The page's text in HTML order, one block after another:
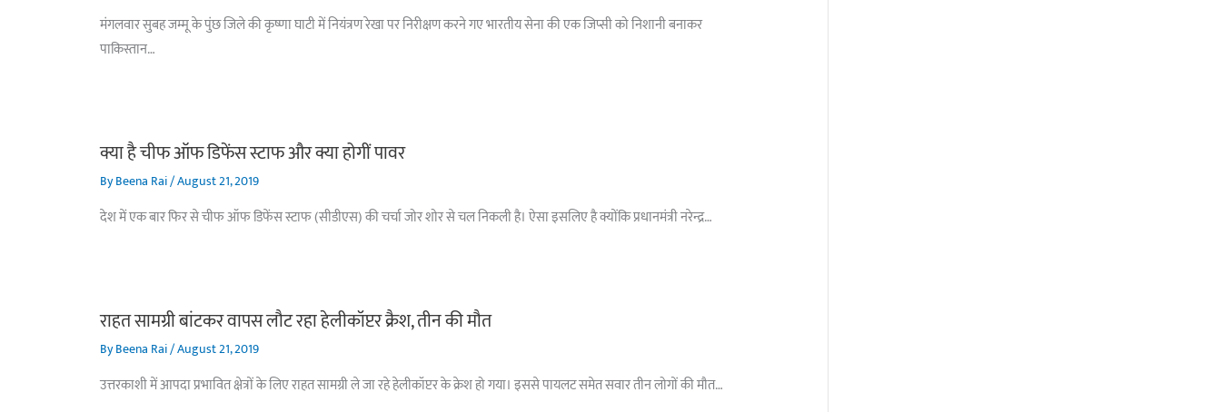
मंगलवार सुबह जम्मू के पुंछ जिले की कृष्णा घाटी में नियंत्रण रेखा पर निरीक्षण करने गए भारतीय सेना की एक जिप्सी को निशानी बनाकर
पाकिस्तान…
क्या है चीफ ऑफ डिफेंस स्टाफ और क्या होगीं पावर
ByBeena Rai/August 21, 2019
देश में एक बार फिर से चीफ ऑफ डिफेंस स्टाफ (सीडीएस) की चर्चा जोर शोर से चल निकली है। ऐसा इसलिए है क्योंकि प्रधानमंत्री नरेन्द्र…
राहत सामग्री बांटकर वापस लौट रहा हेलीकॉप्टर क्रैश, तीन की मौत
ByBeena Rai/August 21, 2019
उत्तरकाशी में आपदा प्रभावित क्षेत्रों के लिए राहत सामग्री ले जा रहे हेलीकॉप्टर के क्रेश हो गया। इससे पायलट समेत सवार तीन लोगों की मौत…